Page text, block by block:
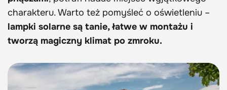
charakteru. Warto też pomyśleć o oświetleniu –
lampki solarne są tanie, łatwe w montażu i
tworzą magiczny klimat po zmroku.